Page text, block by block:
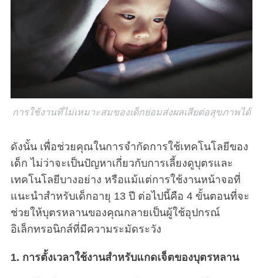
การใช้งานที่ไม่เหมาะสมของเด็กย่อมส่งผลเสียต่อสุขภาพได้
ดังนั้น เพื่อช่วยคุณในการจำกัดการใช้เทคโนโลยีของ
เด็ก ไม่ว่าจะเป็นปัญหาเกี่ยวกับการเลี้ยงดูบุตรและ
เทคโนโลยีบางอย่าง หรือแม้แต่การใช้งานหน้าจอที่
แนะนำสำหรับเด็กอายุ 13 ปี ต่อไปนี้คือ 4 ขั้นตอนที่จะ
ช่วยให้บุตรหลานของคุณกลายเป็นผู้ใช้อุปกรณ์
อิเล็กทรอนิกส์ที่มีความระมัดระวัง
1. การตั้งเวลาใช้งานสำหรับแกดเจ็ตของบุตรหลาน